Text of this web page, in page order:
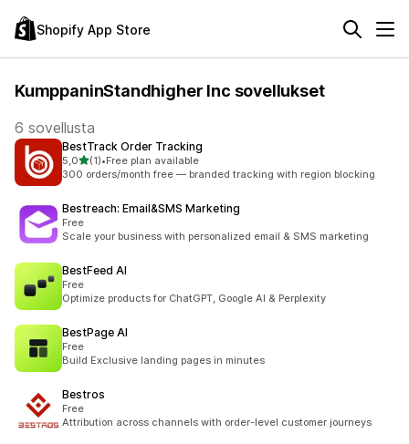
Shopify App Store
KumppaninStandhigher Inc sovellukset
6 sovellusta
BestTrack Order Tracking
5,0/ 5 tähteä
(1)
1 arvostelua yhteensä
•Free plan available
300 orders/month free — branded tracking with region blocking
Bestreach: Email&SMS Marketing
Free
Scale your business with personalized email & SMS marketing
BestFeed AI
Free
Optimize products for ChatGPT, Google AI & Perplexity
BestPage AI
Free
Build Exclusive landing pages in minutes
Bestros
Free
Attribution across channels with order-level customer journeys